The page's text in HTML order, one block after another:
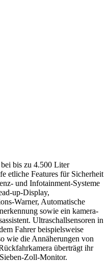
bis zu 4.500 Liter
etliche Features für Sicherheit
und Infotainment-Systeme
up-Display,
Warner, Automatische
sowie ein kamera-
Ultraschallsensoren in
Fahrer beispielsweise
wie die Annäherungen von
überträgt ihr
Monitor.